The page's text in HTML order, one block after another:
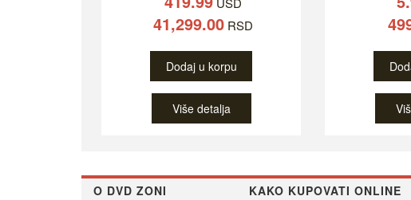
41,299.00 RSD
Dodaj u korpu
Više detalja
O DVD ZONI KAKO KUPOVATI ONLINE